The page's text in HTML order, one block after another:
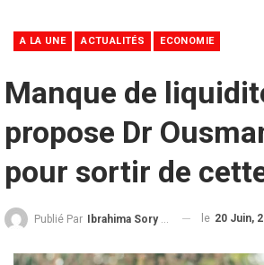
A LA UNE ACTUALITÉS ECONOMIE
Manque de
propose Dr
pour sortir de
Publié Par Ibrahima Sory Diallo le 20 Juin,